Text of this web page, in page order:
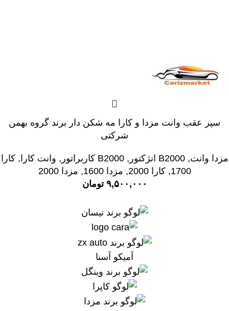
سپر عقب وانت مزدا و کارا مه شکن دار برند گروه بهمن
شرکتی
مزدا وانت,B2000 انژکتور ,B2000 کاربراتور , وانت کارا,کارا
1700
,کارا 2000 , مزدا 1600 , مزدا 2000
۹,۵۰۰,۰۰۰ تومان
آمیکو آسنا